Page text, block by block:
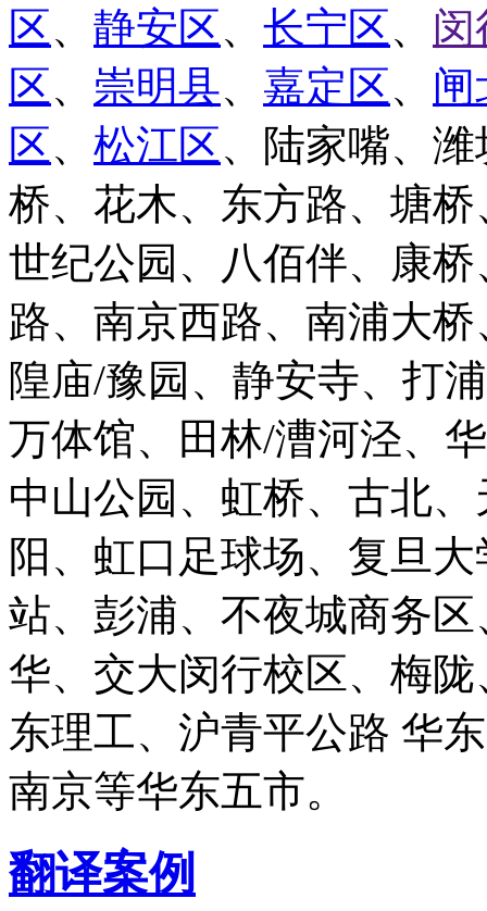
区、 静安区、 长宁区、 闵
区、 崇明县、 嘉定区、 闸
区、 松江区、陆家嘴、
桥、花木、东方路、塘
世纪公园、八佰伴、康
路、南京西路、南浦大
隍庙/豫园、静安寺、打
万体馆、田林/漕河泾、
中山公园、虹桥、古北
阳、虹口足球场、复旦
站、彭浦、不夜城商务
华、交大闵行校区、梅
东理工、沪青平公路 华
南京等华东五市。
翻译案例